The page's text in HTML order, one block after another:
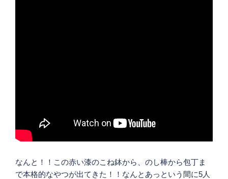
なんと！！この赤い漆のこね鉢から、のし棒から包丁ま
で本格的なやつが出てきた！！なんとあっという間に5人